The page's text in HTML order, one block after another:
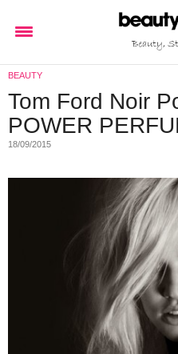
BEAUTY
Tom Ford Noir
POWER
18/09/2015